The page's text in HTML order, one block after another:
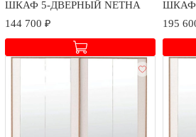
ШКАФ 5-ДВЕРНЫЙ NETHA
144 700 ₽
ШКАФ
195